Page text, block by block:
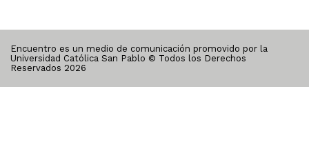
Encuentro es un medio de comunicación promovido por la
Universidad Católica San Pablo © Todos los Derechos
Reservados 2026